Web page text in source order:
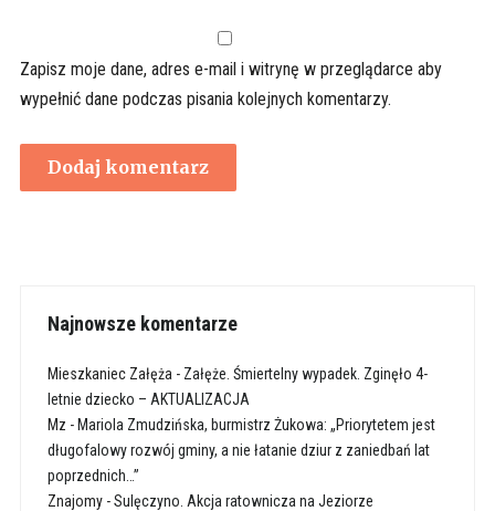
Zapisz moje dane, adres e-mail i witrynę w przeglądarce aby
wypełnić dane podczas pisania kolejnych komentarzy.
Najnowsze komentarze
Mieszkaniec Załęża - Załęże. Śmiertelny wypadek. Zginęło 4-
letnie dziecko – AKTUALIZACJA
Mz - Mariola Zmudzińska, burmistrz Żukowa: „Priorytetem jest
długofalowy rozwój gminy, a nie łatanie dziur z zaniedbań lat
poprzednich…”
Znajomy-Sulęczyno. Akcja ratownicza na Jeziorze